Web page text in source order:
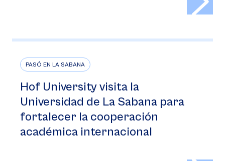
PASÓ EN LA SABANA
Hof University visita la
Universidad de La Sabana para
fortalecer la cooperación
académica internacional